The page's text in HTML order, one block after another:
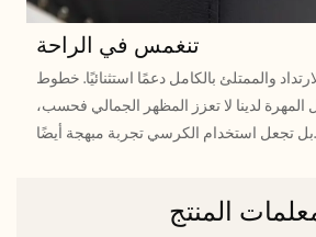
تنغمس في الراحة
والممتلئ بالكامل دعمًا استثنائيًا. خطوط
المهرة لدينا لا تعزز المظهر الجمالي فحسب،
بل تجعل استخدام الكرسي تجربة مبهجة أيضًا.
المنتج